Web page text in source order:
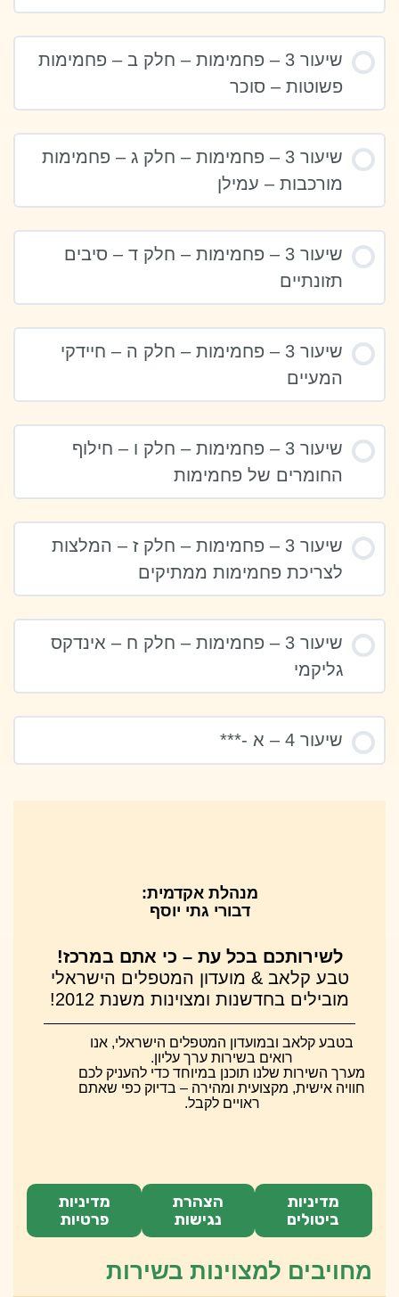
שיעור 3 – פחמימות – חלק ב – פחמימות
פשוטות – סוכר
שיעור 3 – פחמימות – חלק ג – פחמימות
מורכבות – עמילן
שיעור 3 – פחמימות – חלק ד – סיבים
תזונתיים
שיעור 3 – פחמימות – חלק ה – חיידקי
המעיים
שיעור 3 – פחמימות – חלק ו – חילוף
החומרים של פחמימות
שיעור 3 – פחמימות – חלק ז – המלצות
לצריכת פחמימות ממתיקים
שיעור 3 – פחמימות – חלק ח – אינדקס
גליקמי
שיעור 4 – א -***
מנהלת אקדמית:
דבורי גתי יוסף
לשירותכם בכל עת – כי אתם במרכז!
טבע קלאב & מועדון המטפלים הישראלי
מובילים בחדשנות ומצוינות משנת 2012!
בטבע קלאב ובמועדון המטפלים הישראלי, אנו
רואים בשירות ערך עליון.
מערך השירות שלנו תוכנן במיוחד כדי להעניק לכם
חוויה אישית, מקצועית ומהירה – בדיוק כפי שאתם
ראויים לקבל.
מדיניות
ביטולים
הצהרת
נגישות
מדיניות
פרטיות
מחויבים למצוינות בשירות